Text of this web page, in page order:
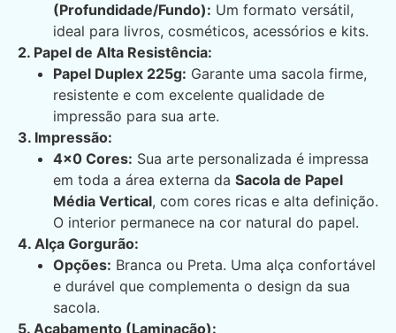
(Profundidade/Fundo): Um formato versátil,
ideal para livros, cosméticos, acessórios e kits.
2. Papel de Alta Resistência:
Papel Duplex 225g: Garante uma sacola firme,
resistente e com excelente qualidade de
impressão para sua arte.
3. Impressão:
4×0 Cores: Sua arte personalizada é impressa
em toda a área externa da Sacola de Papel
Média Vertical, com cores ricas e alta definição.
O interior permanece na cor natural do papel.
4. Alça Gorgurão:
Opções: Branca ou Preta. Uma alça confortável
e durável que complementa o design da sua
sacola.
5. Acabamento (Laminação):